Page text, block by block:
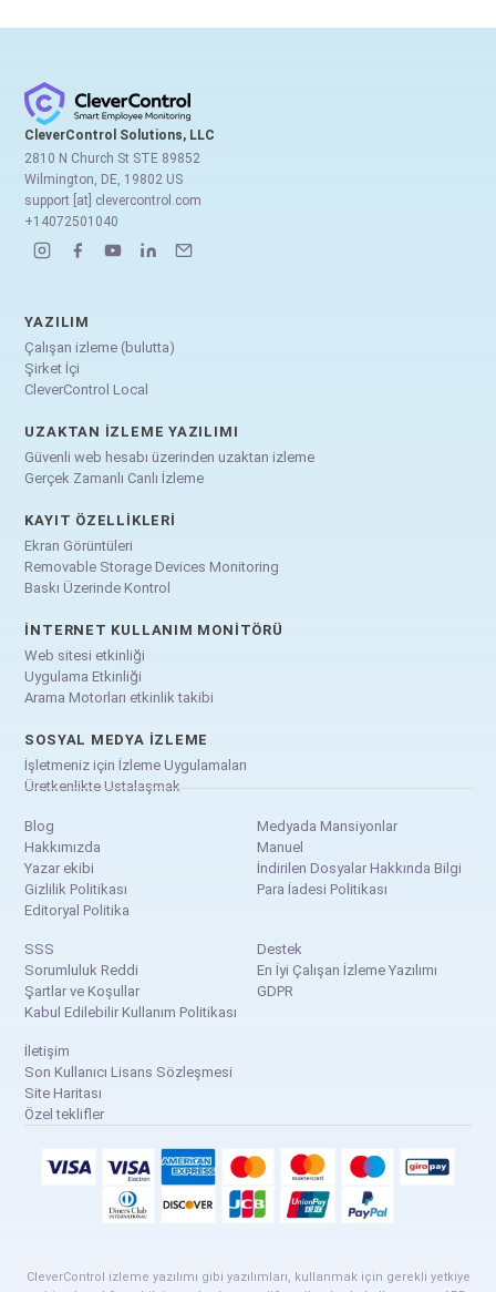
CleverControl Solutions, LLC
2810 N Church St STE 89852
Wilmington, DE, 19802 US
support [at] clevercontrol.com
+14072501040
YAZILIM
Çalışan izleme (bulutta)
Şirket İçi
CleverControl Local
UZAKTAN İZLEME YAZILIMI
Güvenli web hesabı üzerinden uzaktan izleme
Gerçek Zamanlı Canlı İzleme
KAYIT ÖZELLIKLERI
Ekran Görüntüleri
Removable Storage Devices Monitoring
Baskı Üzerinde Kontrol
İNTERNET KULLANIM MONITÖRÜ
Web sitesi etkinliği
Uygulama Etkinliği
Arama Motorları etkinlik takibi
SOSYAL MEDYA İZLEME
İşletmeniz için İzleme Uygulamaları
Üretkenlikte Ustalaşmak
Blog
Hakkımızda
Yazar ekibi
Gizlilik Politikası
Editoryal Politika
Medyada Mansiyonlar
Manuel
İndirilen Dosyalar Hakkında Bilgi
Para İadesi Politikası
SSS
Sorumluluk Reddi
Şartlar ve Koşullar
Kabul Edilebilir Kullanım Politikası
Destek
En İyi Çalışan İzleme Yazılımı
GDPR
İletişim
Son Kullanıcı Lisans Sözleşmesi
Site Haritası
Özel teklifler
CleverControl izleme yazılımı gibi yazılımları, kullanmak için gerekli yetkiye